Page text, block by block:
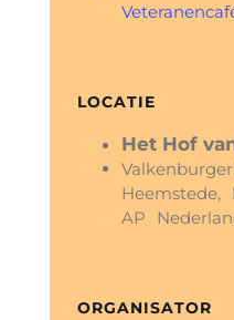
LOCATIE
Het Hof
Heemstede,
AP
ORGANISATOR